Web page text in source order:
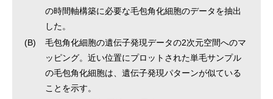
の時間軸構築に必要な毛包角化細胞のデータを抽出
した。
(B)
毛包角化細胞の遺伝子発現データの2次元空間へのマ
ッピング。近い位置にプロットされた単毛サンプル
の毛包角化細胞は、遺伝子発現パターンが似ている
ことを示す。